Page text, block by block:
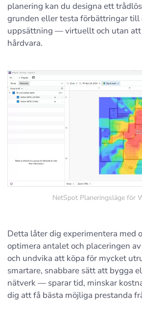
planering kan du designa ett
grunden eller testa förbättringar
uppsättning — virtuellt och utan att
hårdvara.
NetSpot Planeringsläge för
Detta låter dig experimentera med
optimera antalet och placeringen
och undvika att köpa för mycket
smartare, snabbare sätt att bygga
nätverk — sparar tid, minskar
dig att få bästa möjliga prestanda